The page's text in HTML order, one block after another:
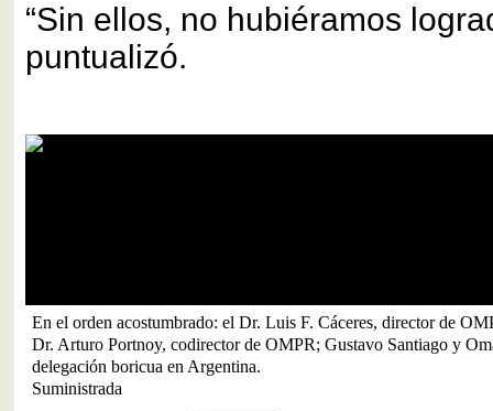
“Sin ellos, no hubiéramos
puntualizó.
En el orden acostumbrado: el Dr. Luis F. Cáceres, director de
Dr. Arturo Portnoy, codirector de OMPR; Gustavo Santiago y
delegación boricua en Argentina.
Suministrada